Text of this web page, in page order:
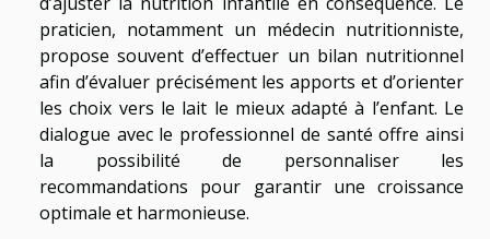
praticien, notamment un médecin nutritionniste,
propose souvent d’effectuer un bilan nutritionnel
afin d’évaluer précisément les apports et d’orienter
les choix vers le lait le mieux adapté à l’enfant. Le
dialogue avec le professionnel de santé offre ainsi
la possibilité de personnaliser les
recommandations pour garantir une croissance
optimale et harmonieuse.